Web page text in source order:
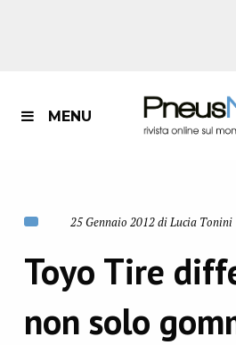
MENU
25 Gennaio 2012 di Lucia Tonini
Toyo Tire
non solo